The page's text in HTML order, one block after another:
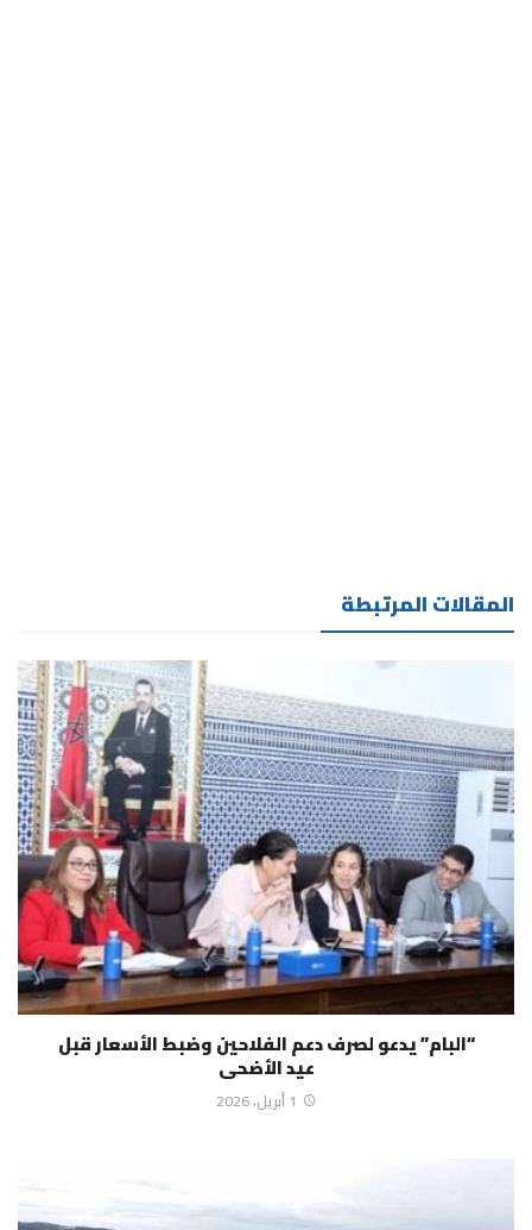
المقالات المرتبطة
“البام” يدعو لصرف دعم الفلاحين وضبط الأسعار قبل
عيد الأضحى
1 أبريل، 2026